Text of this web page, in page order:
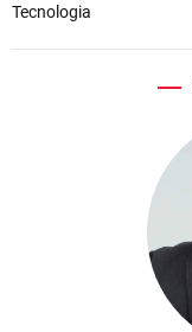
Tecnologia